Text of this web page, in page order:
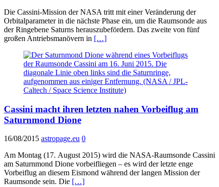
Die Cassini-Mission der NASA tritt mit einer Veränderung der
Orbitalparameter in die nächste Phase ein, um die Raumsonde aus
der Ringebene Saturns herauszubefördern. Das zweite von fünf
großen Antriebsmanövern in […]
Cassini macht ihren letzten nahen Vorbeiflug am
Saturnmond Dione
16/08/2015 astropage.eu 0
Am Montag (17. August 2015) wird die NASA-Raumsonde Cassini
am Saturnmond Dione vorbeifliegen – es wird der letzte enge
Vorbeiflug an diesem Eismond während der langen Mission der
Raumsonde sein. Die […]